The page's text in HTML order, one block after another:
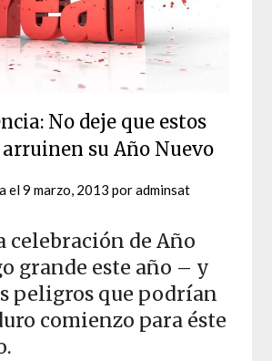
No deje que estos
su Año Nuevo
el9 marzo, 2013 poradminsat
celebración de Año
grande este año – y
peligros que podrían
comienzo para éste